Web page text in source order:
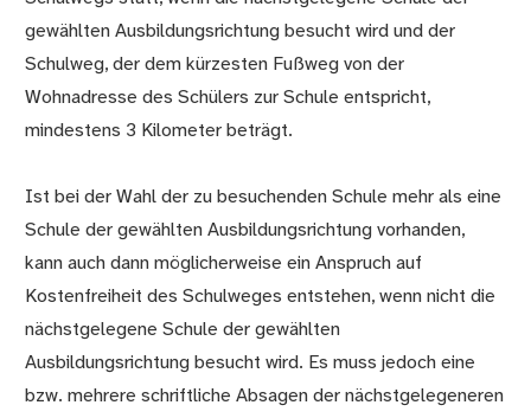
gewählten Ausbildungsrichtung besucht wird und der
Schulweg, der dem kürzesten Fußweg von der
Wohnadresse des Schülers zur Schule entspricht,
mindestens 3 Kilometer beträgt.
Ist bei der Wahl der zu besuchenden Schule mehr als eine
Schule der gewählten Ausbildungsrichtung vorhanden,
kann auch dann möglicherweise ein Anspruch auf
Kostenfreiheit des Schulweges entstehen, wenn nicht die
nächstgelegene Schule der gewählten
Ausbildungsrichtung besucht wird. Es muss jedoch eine
bzw. mehrere schriftliche Absagen der nächstgelegeneren